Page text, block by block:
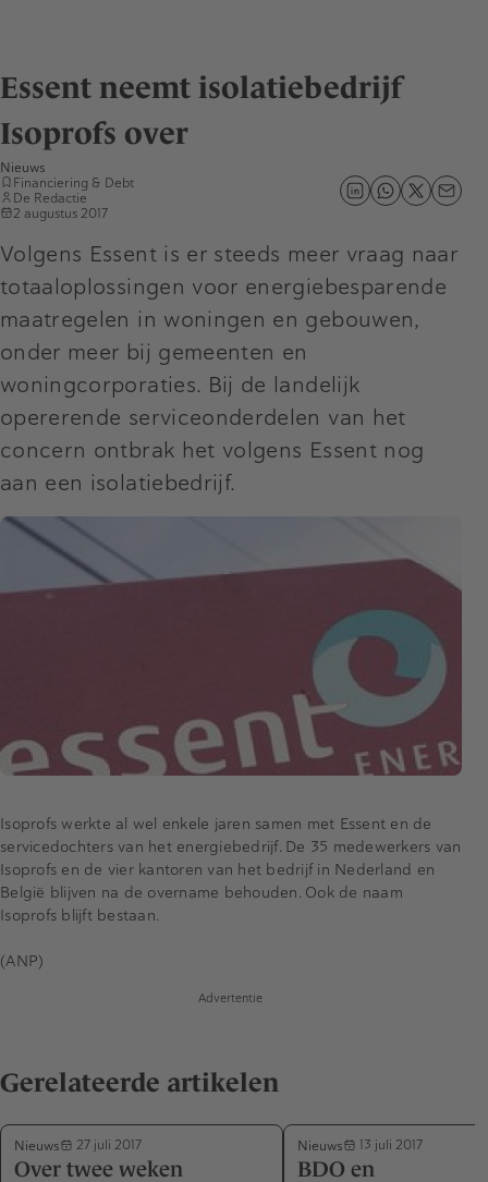
Essent neemt isolatiebedrijf
Isoprofs over
Nieuws
Financiering & Debt
De Redactie
2 augustus 2017
Volgens Essent is er steeds meer vraag naar
totaaloplossingen voor energiebesparende
maatregelen in woningen en gebouwen,
onder meer bij gemeenten en
woningcorporaties. Bij de landelijk
opererende serviceonderdelen van het
concern ontbrak het volgens Essent nog
aan een isolatiebedrijf.
Isoprofs werkte al wel enkele jaren samen met Essent en de
servicedochters van het energiebedrijf. De 35 medewerkers van
Isoprofs en de vier kantoren van het bedrijf in Nederland en
België blijven na de overname behouden. Ook de naam
Isoprofs blijft bestaan.
(ANP)
Advertentie
Gerelateerde artikelen
Nieuws 27 juli 2017
Over twee weken
Nieuws 13 juli 2017
BDO en